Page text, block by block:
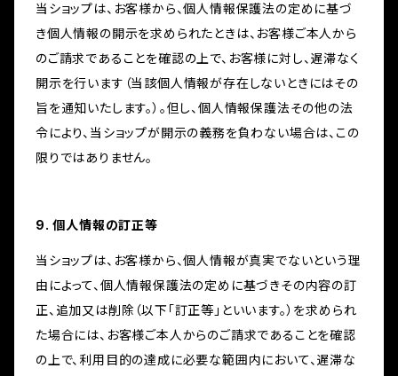
当ショップは、お客様から、個人情報保護法の定めに基づ
き個人情報の開示を求められたときは、お客様ご本人から
のご請求であることを確認の上で、お客様に対し、遅滞なく
開示を行います（当該個人情報が存在しないときにはその
旨を通知いたします。）。但し、個人情報保護法その他の法
令により、当ショップが開示の義務を負わない場合は、この
限りではありません。
9. 個人情報の訂正等
当ショップは、お客様から、個人情報が真実でないという理
由によって、個人情報保護法の定めに基づきその内容の訂
正、追加又は削除（以下「訂正等」といいます。）を求められ
た場合には、お客様ご本人からのご請求であることを確認
の上で、利用目的の達成に必要な範囲内において、遅滞な